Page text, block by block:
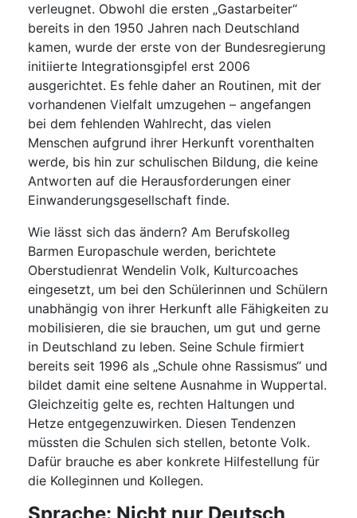
verleugnet. Obwohl die ersten „Gastarbeiter“
bereits in den 1950 Jahren nach Deutschland
kamen, wurde der erste von der Bundesregierung
initiierte Integrationsgipfel erst 2006
ausgerichtet. Es fehle daher an Routinen, mit der
vorhandenen Vielfalt umzugehen – angefangen
bei dem fehlenden Wahlrecht, das vielen
Menschen aufgrund ihrer Herkunft vorenthalten
werde, bis hin zur schulischen Bildung, die keine
Antworten auf die Herausforderungen einer
Einwanderungsgesellschaft finde.
Wie lässt sich das ändern? Am Berufskolleg
Barmen Europaschule werden, berichtete
Oberstudienrat Wendelin Volk, Kulturcoaches
eingesetzt, um bei den Schülerinnen und Schülern
unabhängig von ihrer Herkunft alle Fähigkeiten zu
mobilisieren, die sie brauchen, um gut und gerne
in Deutschland zu leben. Seine Schule firmiert
bereits seit 1996 als „Schule ohne Rassismus“ und
bildet damit eine seltene Ausnahme in Wuppertal.
Gleichzeitig gelte es, rechten Haltungen und
Hetze entgegenzuwirken. Diesen Tendenzen
müssten die Schulen sich stellen, betonte Volk.
Dafür brauche es aber konkrete Hilfestellung für
die Kolleginnen und Kollegen.